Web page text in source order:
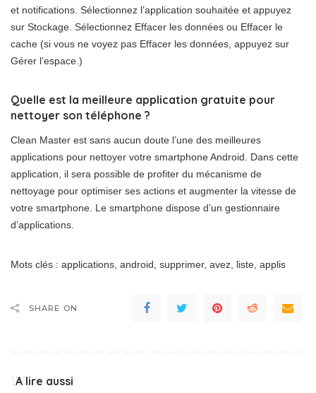
et notifications. Sélectionnez l’application souhaitée et appuyez
sur Stockage. Sélectionnez Effacer les données ou Effacer le
cache (si vous ne voyez pas Effacer les données, appuyez sur
Gérer l’espace.)
Quelle est la meilleure application gratuite pour
nettoyer son téléphone ?
Clean Master est sans aucun doute l’une des meilleures
applications pour nettoyer votre smartphone Android. Dans cette
application, il sera possible de profiter du mécanisme de
nettoyage pour optimiser ses actions et augmenter la vitesse de
votre smartphone. Le smartphone dispose d’un gestionnaire
d’applications.
Mots clés : applications, android, supprimer, avez, liste, applis
SHARE ON
A lire aussi